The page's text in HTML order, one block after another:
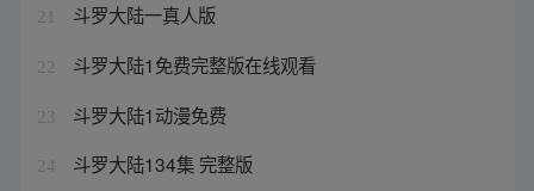
21 斗罗大陆一真人版
22 斗罗大陆1免费完整版在线观看
23 斗罗大陆1动漫免费
24 斗罗大陆134集 完整版